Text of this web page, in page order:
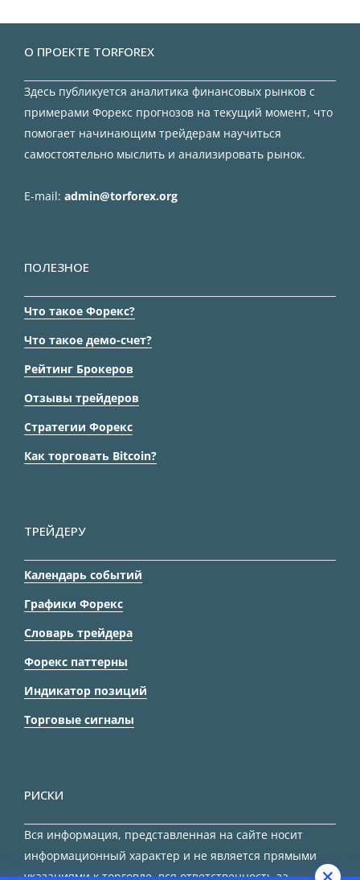
О ПРОЕКТЕ TORFOREX
Здесь публикуется аналитика финансовых рынков с
примерами Форекс прогнозов на текущий момент, что
помогает начинающим трейдерам научиться
самостоятельно мыслить и анализировать рынок.
E-mail: admin@torforex.org
ПОЛЕЗНОЕ
Что такое Форекс?
Что такое демо-счет?
Рейтинг Брокеров
Отзывы трейдеров
Стратегии Форекс
Как торговать Bitcoin?
ТРЕЙДЕРУ
Календарь событий
Графики Форекс
Словарь трейдера
Форекс паттерны
Индикатор позиций
Торговые сигналы
РИСКИ
Вся информация, представленная на сайте носит
информационный характер и не является прямыми
указаниями к торговле, вся ответственность за